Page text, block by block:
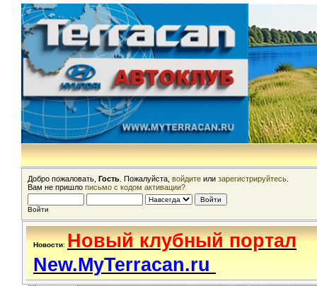
Добро пожаловать, Гость . Пожалуйста, войдите или зарегистрируйтесь
Вам не пришло письмо с кодом активации?
Войти
Новости: Новый клубный портал
New.MyTerracan.ru